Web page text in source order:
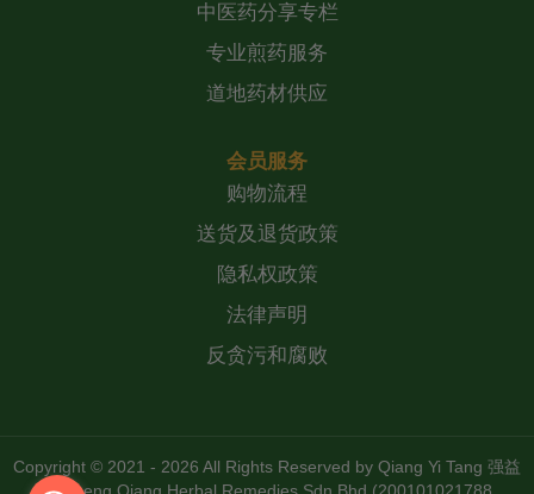
中医药分享专栏
专业煎药服务
道地药材供应
会员服务
购物流程
送货及退货政策
隐私权政策
法律声明
反贪污和腐败
Copyright © 2021 - 2026 All Rights Reserved by Qiang Yi Tang 强益